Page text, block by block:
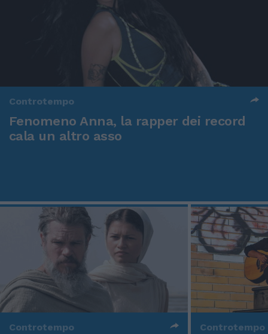
Controtempo
Fenomeno Anna, la rapper dei record
cala un altro asso
Controtempo Controtempo